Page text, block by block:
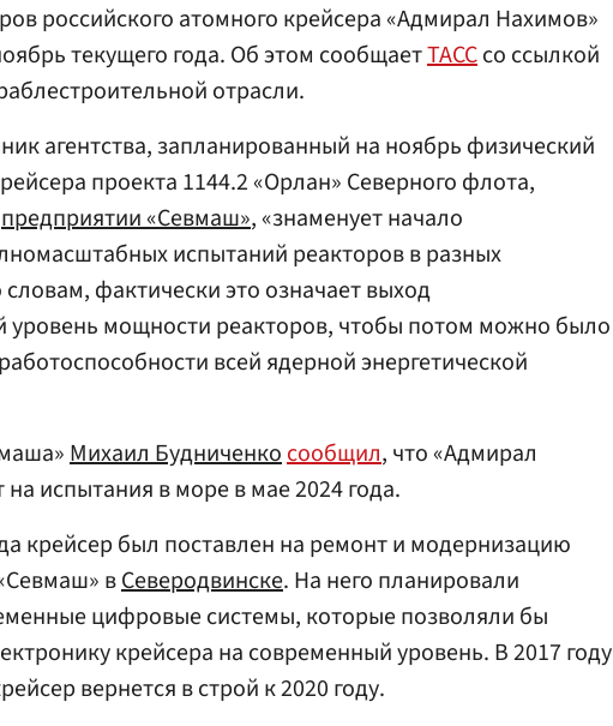
российского атомного крейсера «Адмирал Нахимов»
текущего года. Об этом сообщаетТАССсо ссылкой
отрасли.
агентства, запланированный на ноябрь физический
проекта 1144.2 «Орлан» Северного флота,
предприятии «Севмаш», «знаменует начало
испытаний реакторов в разных
фактически это означает выход
уровень мощности реакторов, чтобы потом можно было
всей ядерной энергетической
Михаил Будниченкосообщил, что «Адмирал
испытания в море в мае 2024 года.
крейсер был поставлен на ремонт и модернизацию
вСеверодвинске. На него планировали
цифровые системы, которые позволяли бы
крейсера на современный уровень. В 2017 году
вернется в строй к 2020 году.